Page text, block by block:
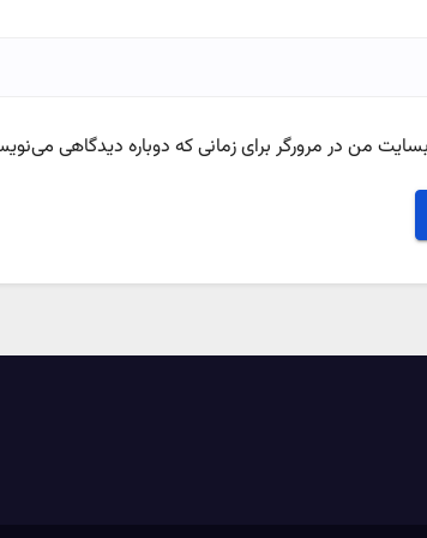
من در مرورگر برای زمانی که دوباره دیدگاهی